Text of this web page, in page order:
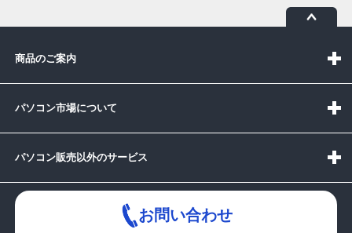
商品のご案内
パソコン市場について
パソコン販売以外のサービス
お問い合わせ